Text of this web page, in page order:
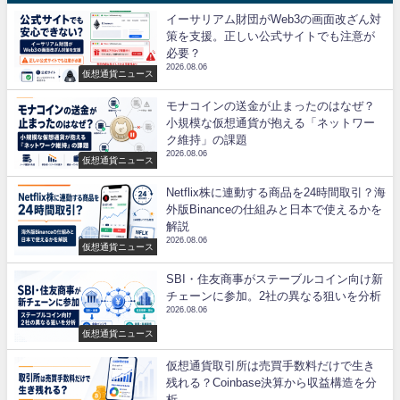
仮想通貨ニュース
イーサリアム財団がWeb3の画面改ざん対
策を支援。正しい公式サイトでも注意が
必要？
2026.08.06
仮想通貨ニュース
モナコインの送金が止まったのはなぜ？
小規模な仮想通貨が抱える「ネットワー
ク維持」の課題
2026.08.06
仮想通貨ニュース
Netflix株に連動する商品を24時間取引？海
外版Binanceの仕組みと日本で使えるかを
解説
2026.08.06
仮想通貨ニュース
SBI・住友商事がステーブルコイン向け新
チェーンに参加。2社の異なる狙いを分析
2026.08.06
仮想通貨取引所は売買手数料だけで生き
残れる？Coinbase決算から収益構造を分